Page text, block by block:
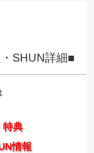
SHUN詳細■
特典
情報